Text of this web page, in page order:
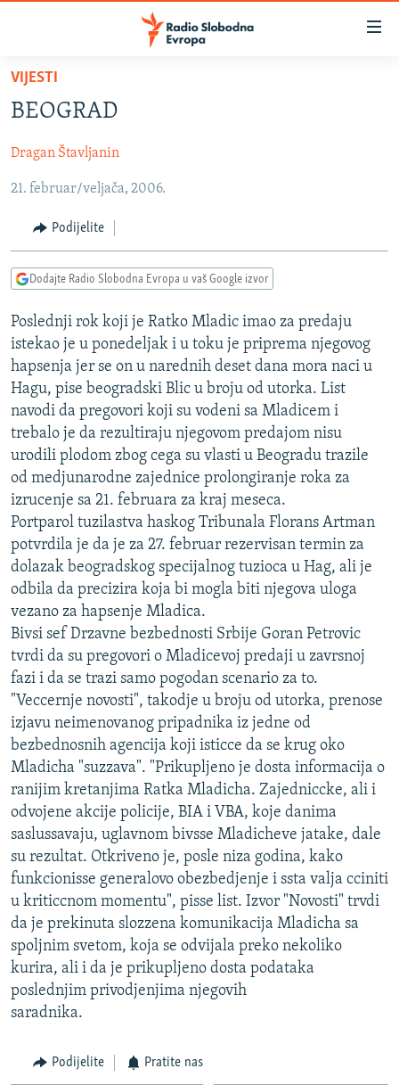
Pređite
glavni
Pređite
na
navigaciju
Pređite
na
pretragu
SRBIJA
KOSOVO
CRNA GORA
VIZUELNO
VIDEO
FOTOGALERIJE
INFOGRAFIKE
PODCASTI
RAT U UKRAJINI
KINA NA BALKANU
RSE PRIČE IZ SVIJETA
ISPRIČAJ MI
DNEVNO@RSE
SPECIJALI RSE
VIŠE OD NASLOVA
GENOCID U SREBRENICI
POPLAVE I KLIZIŠTA U BIH 2024.
TV LIBERTY
POST SCRIPTUM
MOJA EVROPA
TRI DECENIJE OD RATA U BIH
SVE KARTE DEJTONA
NASTANAK I RASPAD JUGOSLAVIJE
PRATITE NAS
Sve RFE/RL stranice
VIJESTI
BEOGRAD
Dragan Štavljanin
21. februar/veljača, 2006.
Podijelite
Dodajte Radio Slobodna Evropa u vaš Google izvor
Poslednji rok koji je Ratko Mladic imao za predaju
istekao je u ponedeljak i u toku je priprema njegovog
hapsenja jer se on u narednih deset dana mora naci u
Hagu, pise beogradski Blic u broju od utorka. List
navodi da pregovori koji su vodeni sa Mladicem i
trebalo je da rezultiraju njegovom predajom nisu
urodili plodom zbog cega su vlasti u Beogradu trazile
od medjunarodne zajednice prolongiranje roka za
izrucenje sa 21. februara za kraj meseca.
Portparol tuzilastva haskog Tribunala Florans Artman
potvrdila je da je za 27. februar rezervisan termin za
dolazak beogradskog specijalnog tuzioca u Hag, ali je
odbila da precizira koja bi mogla biti njegova uloga
vezano za hapsenje Mladica.
Bivsi sef Drzavne bezbednosti Srbije Goran Petrovic
tvrdi da su pregovori o Mladicevoj predaji u zavrsnoj
fazi i da se trazi samo pogodan scenario za to.
"Veccernje novosti", takodje u broju od utorka, prenose
izjavu neimenovanog pripadnika iz jedne od
bezbednosnih agencija koji isticce da se krug oko
Mladicha "suzzava". "Prikupljeno je dosta informacija o
ranijim kretanjima Ratka Mladicha. Zajedniccke, ali i
odvojene akcije policije, BIA i VBA, koje danima
saslussavaju, uglavnom bivsse Mladicheve jatake, dale
su rezultat. Otkriveno je, posle niza godina, kako
funkcionisse generalovo obezbedjenje i ssta valja cciniti
u kriticcnom momentu", pisse list. Izvor "Novosti" trvdi
da je prekinuta slozzena komunikacija Mladicha sa
spoljnim svetom, koja se odvijala preko nekoliko
kurira, ali i da je prikupljeno dosta podataka
poslednjim privodjenjima njegovih
saradnika.
Podijelite Pratite nas